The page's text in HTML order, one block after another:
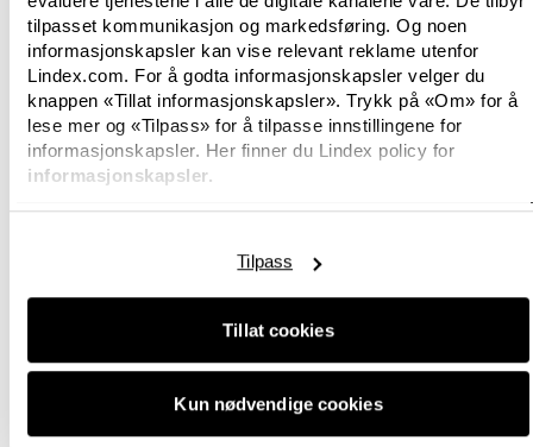
tilpasset kommunikasjon og markedsføring. Og noen
informasjonskapsler kan vise relevant reklame utenfor
Lindex.com. For å godta informasjonskapsler velger du
knappen «Tillat informasjonskapsler». Trykk på «Om» for å
lese mer og «Tilpass» for å tilpasse innstillingene for
informasjonskapsler. Her finner du Lindex policy for
informasjonskapsler.
Tillat cookies
Tilpass
Kun nødvendige cookies